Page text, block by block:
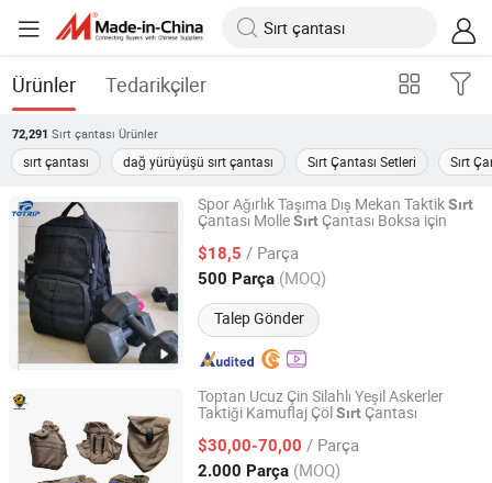
Ürünler Tedarikçiler
72,291 Sırt çantası Ürünler
sırt çantası dağ yürüyüşü sırt çantası Sırt Çantası Setleri Sırt
Spor Ağırlık Taşıma Dış Mekan TaktikSırt
Çantası MolleSırt Çantası Boksa için
$18,5 / Parça
500 Parça (MOQ)
Talep Gönder
Quanzhou Chally Sport Goods Co., Ltd.
Fujian, China Fiyat 2009
Toptan Ucuz Çin Silahlı Yeşil Askerler
Taktiği Kamuflaj ÇölSırt Çantası
$30,00-70,00 / Parça
2.000 Parça (MOQ)
CHINA HENGTAI GROUP CO., LIMITED
Tianjin, China Fiyat 2017